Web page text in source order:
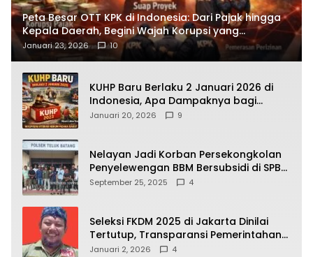
Peta Besar OTT KPK di Indonesia: Dari Pajak hingga
Kepala Daerah, Begini Wajah Korupsi yang
Terbongkar
Januari 23, 2026 10
KUHP Baru Berlaku 2 Januari 2026 di
Indonesia, Apa Dampaknya bagi
Kehidupan Warga? Ini Aturan Kunci
Januari 20, 2026 9
Nelayan Jadi Korban Persekongkolan
Penyelewengan BBM Bersubsidi di SPBU
64.78809 Teluk Batang
September 25, 2025 4
Seleksi FKDM 2025 di Jakarta Dinilai
Tertutup, Transparansi Pemerintahan
Pramono–Rano Dipertanyakan
Januari 2, 2026 4